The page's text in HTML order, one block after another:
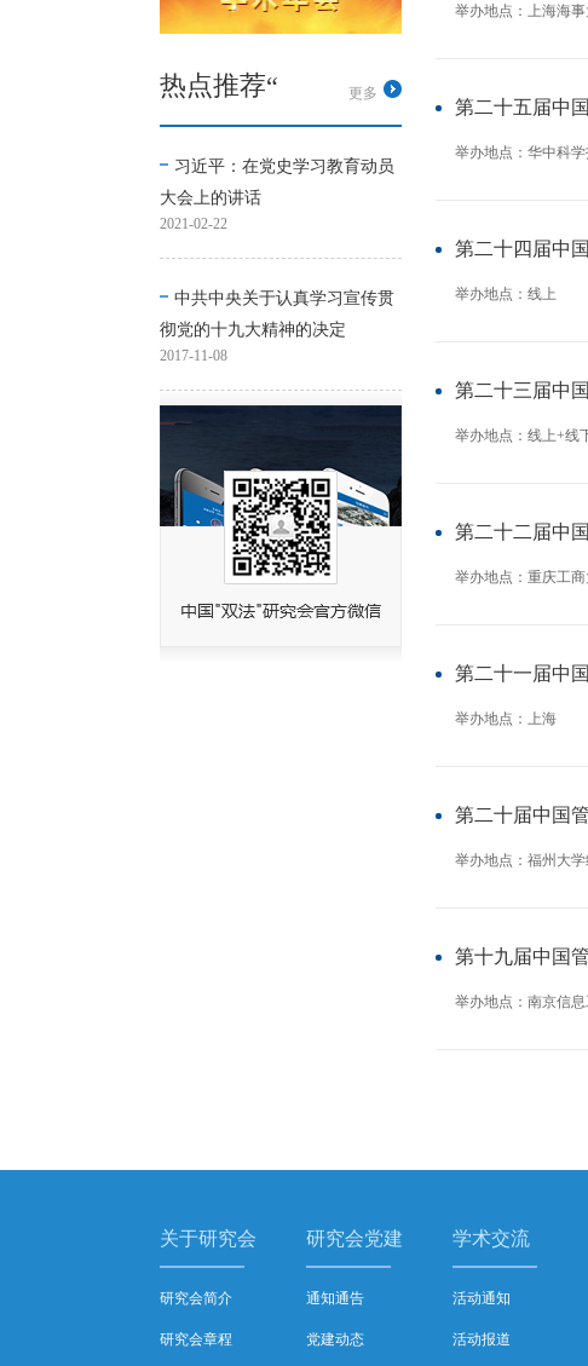
热点推荐“ 更多
习近平：在党史学习教育动员
大会上的讲话
2021-02-22
中共中央关于认真学习宣传贯
彻党的十九大精神的决定
2017-11-08
举办地点：上海海
第二十五届中
举办地点：华中科
第二十四届中
举办地点：线上
第二十三届中
举办地点：线上+线
第二十二届中
举办地点：重庆工
第二十一届中
举办地点：上海
第二十届中国
举办地点：福州大
第十九届中国
举办地点：南京信
关于研究会
研究会简介
研究会章程
研究会党建
通知通告
党建动态
学术交流
活动通知
活动报道